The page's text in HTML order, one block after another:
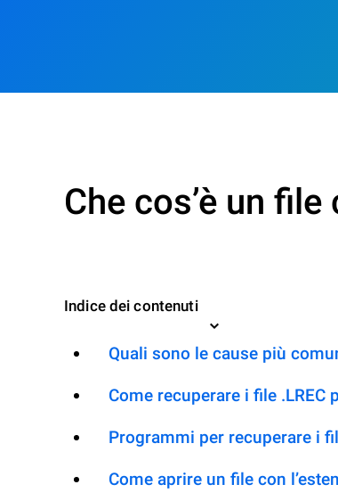
Che cos’è un
Indice dei contenuti
Quali sono le cause più
Come recuperare i file .LREC
Programmi per recuperare i
Come aprire un file con